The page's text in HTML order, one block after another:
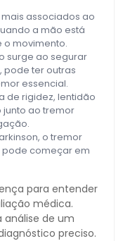
mais associados ao
a mão está
movimento.
surge ao segurar
pode ter outras
essencial.
de rigidez, lentidão
ao tremor
o tremor
começar em
para entender
médica.
análise de um
preciso.